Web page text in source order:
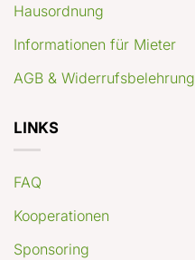
Hausordnung
Informationen für Mieter
AGB & Widerrufsbelehrung
LINKS
FAQ
Kooperationen
Sponsoring